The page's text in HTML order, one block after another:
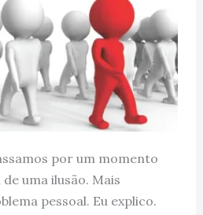
por um momento
uma ilusão. Mais
pessoal. Eu explico.